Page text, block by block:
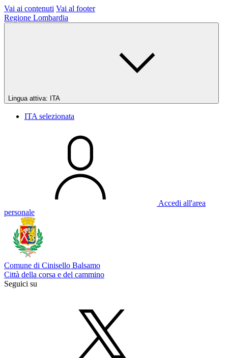
Vai ai contenuti Vai al footer
Regione Lombardia
Lingua attiva: ITA
ITA selezionata
Accedi all'area
personale
Comune di Cinisello Balsamo
Città della corsa e del cammino
Seguici su